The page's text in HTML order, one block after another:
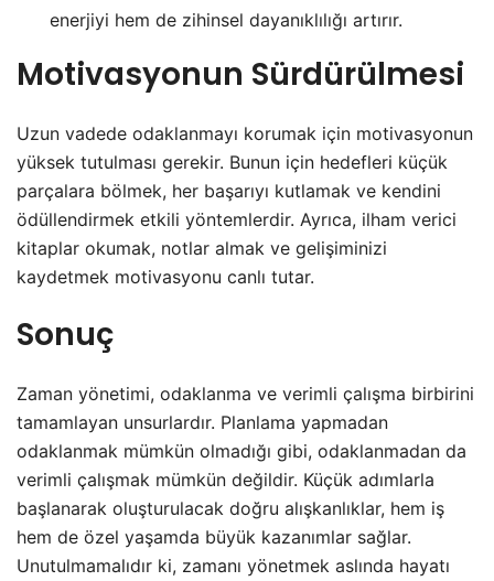
enerjiyi hem de zihinsel dayanıklılığı artırır.
Motivasyonun Sürdürülmesi
Uzun vadede odaklanmayı korumak için motivasyonun
yüksek tutulması gerekir. Bunun için hedefleri küçük
parçalara bölmek, her başarıyı kutlamak ve kendini
ödüllendirmek etkili yöntemlerdir. Ayrıca, ilham verici
kitaplar okumak, notlar almak ve gelişiminizi
kaydetmek motivasyonu canlı tutar.
Sonuç
Zaman yönetimi, odaklanma ve verimli çalışma birbirini
tamamlayan unsurlardır. Planlama yapmadan
odaklanmak mümkün olmadığı gibi, odaklanmadan da
verimli çalışmak mümkün değildir. Küçük adımlarla
başlanarak oluşturulacak doğru alışkanlıklar, hem iş
hem de özel yaşamda büyük kazanımlar sağlar.
Unutulmamalıdır ki, zamanı yönetmek aslında hayatı